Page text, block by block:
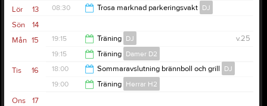
20:30
13
Lör 08:30 Trosa marknad parkeringsvakt DJ
15:00
14
Sön
15
Mån v.25
19:15 Träning DJ
20:45
19:15 Träning Damer D2
20:45
16
Tis 18:00 Sommaravslutning brännboll och grill DJ
19:00 Träning Herrar H2
17
Ons